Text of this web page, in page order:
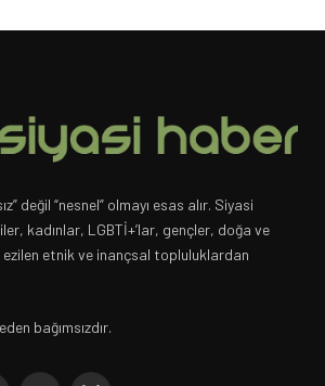
değil “nesnel” olmayı esas alır. Siyasi
kadınlar, LGBTİ+’lar, gençler, doğa ve
ezilen etnik ve inançsal topluluklardan
bağımsızdır.